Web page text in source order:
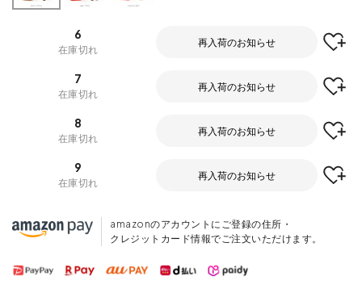
6
在庫切れ
再入荷のお知らせ
7
在庫切れ
再入荷のお知らせ
8
在庫切れ
再入荷のお知らせ
9
在庫切れ
再入荷のお知らせ
amazonのアカウントにご登録の住所・
クレジットカード情報でご注文いただけます。